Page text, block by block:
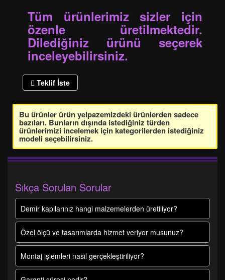
Tüm ürünlerimiz sizler için
özenle üretilmektedir.
Dilediğiniz ürünü seçerek
inceleyebilirsiniz.
Teklif İste
Bu ürünler ürün yelpazemizdeki ürünlerden sadece
bazıları. Bunların dışında istediğiniz türden
ürünlerimizi incelemek için kategorilerden istediğiniz
modeli seçebilirsiniz.
Sıkça Sorulan Sorular
Demir kapılarınız hangi malzemelerden üretiliyor?
Özel ölçü ve tasarımlarda hizmet veriyor musunuz?
Montaj işlemleri nasıl gerçekleştiriliyor?